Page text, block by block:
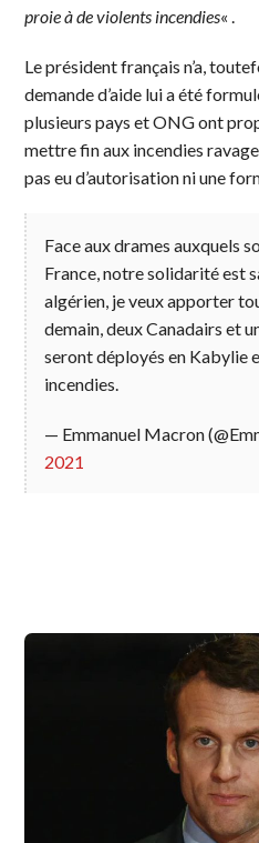
proie à de violents incendies« .
Le président français n’a,
demande d’aide lui a été
plusieurs pays et ONG ont
mettre fin aux incendies
pas eu d’autorisation ni une
Face aux drames auxquels
France, notre solidarité est
algérien, je veux apporter
demain, deux Canadairs et
seront déployés en Kabylie
incendies.
— Emmanuel Macron
2021